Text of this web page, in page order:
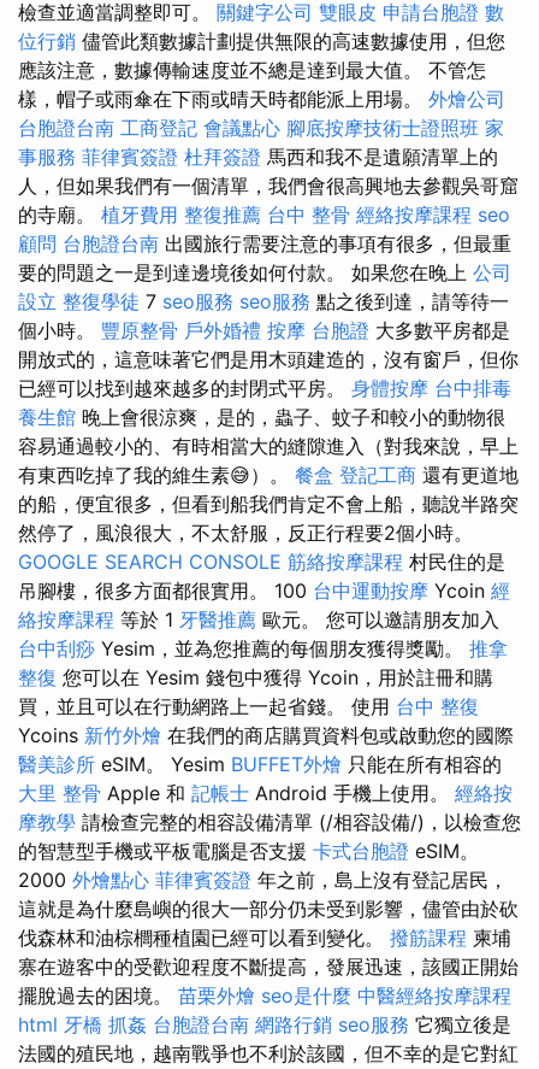
檢查並適當調整即可。 關鍵字公司 雙眼皮 申請台胞證 數
位行銷 儘管此類數據計劃提供無限的高速數據使用，但您
應該注意，數據傳輸速度並不總是達到最大值。 不管怎
樣，帽子或雨傘在下雨或晴天時都能派上用場。 外燴公司
台胞證台南 工商登記 會議點心 腳底按摩技術士證照班 家
事服務 菲律賓簽證 杜拜簽證 馬西和我不是遺願清單上的
人，但如果我們有一個清單，我們會很高興地去參觀吳哥窟
的寺廟。 植牙費用 整復推薦 台中 整骨 經絡按摩課程 seo
顧問 台胞證台南 出國旅行需要注意的事項有很多，但最重
要的問題之一是到達邊境後如何付款。 如果您在晚上 公司
設立 整復學徒 7 seo服務 seo服務 點之後到達，請等待一
個小時。 豐原整骨 戶外婚禮 按摩 台胞證 大多數平房都是
開放式的，這意味著它們是用木頭建造的，沒有窗戶，但你
已經可以找到越來越多的封閉式平房。 身體按摩 台中排毒
養生館 晚上會很涼爽，是的，蟲子、蚊子和較小的動物很
容易通過較小的、有時相當大的縫隙進入（對我來說，早上
有東西吃掉了我的維生素😅）。 餐盒 登記工商 還有更道地
的船，便宜很多，但看到船我們肯定不會上船，聽說半路突
然停了，風浪很大，不太舒服，反正行程要2個小時。
GOOGLE SEARCH CONSOLE 筋絡按摩課程 村民住的是
吊腳樓，很多方面都很實用。 100 台中運動按摩 Ycoin 經
絡按摩課程 等於 1 牙醫推薦 歐元。 您可以邀請朋友加入
台中刮痧 Yesim，並為您推薦的每個朋友獲得獎勵。 推拿
整復 您可以在 Yesim 錢包中獲得 Ycoin，用於註冊和購
買，並且可以在行動網路上一起省錢。 使用 台中 整復
Ycoins 新竹外燴 在我們的商店購買資料包或啟動您的國際
醫美診所 eSIM。 Yesim BUFFET外燴 只能在所有相容的
大里 整骨 Apple 和 記帳士 Android 手機上使用。 經絡按
摩教學 請檢查完整的相容設備清單 (/相容設備/)，以檢查您
的智慧型手機或平板電腦是否支援 卡式台胞證 eSIM。
2000 外燴點心 菲律賓簽證 年之前，島上沒有登記居民，
這就是為什麼島嶼的很大一部分仍未受到影響，儘管由於砍
伐森林和油棕櫚種植園已經可以看到變化。 撥筋課程 柬埔
寨在遊客中的受歡迎程度不斷提高，發展迅速，該國正開始
擺脫過去的困境。 苗栗外燴 seo是什麼 中醫經絡按摩課程
html 牙橋 抓姦 台胞證台南 網路行銷 seo服務 它獨立後是
法國的殖民地，越南戰爭也不利於該國，但不幸的是它對紅